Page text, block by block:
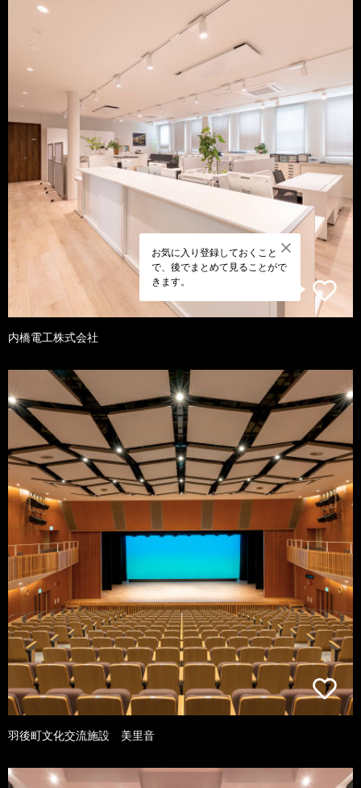
お気に入り登録しておくこと
で、後でまとめて見ることがで
きます。
内橋電工株式会社
羽後町文化交流施設 美里音